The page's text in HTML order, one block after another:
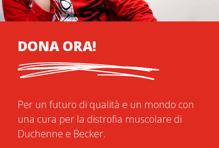
DONA ORA!
Per un futuro di qualità e un mondo con
una cura per la distrofia muscolare di
Duchenne e Becker.